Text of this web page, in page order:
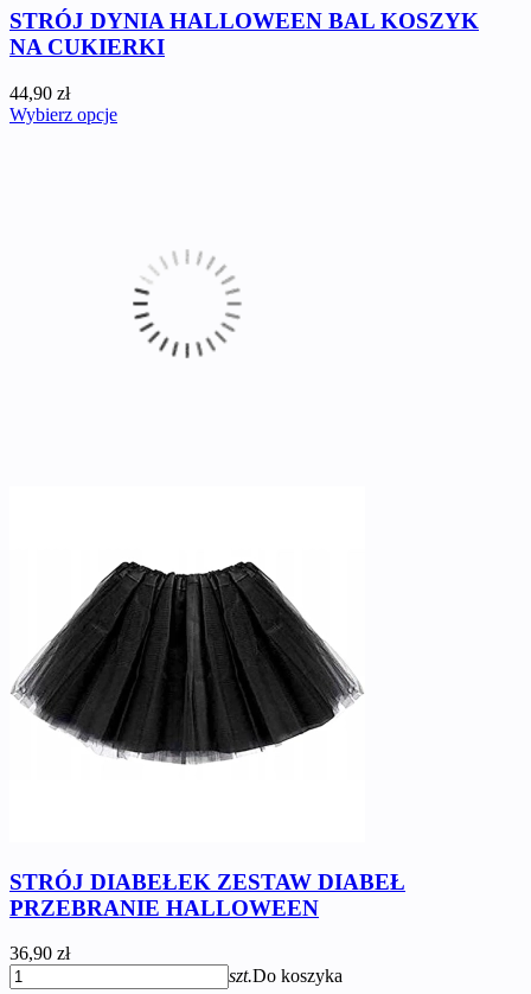
STRÓJ DYNIA HALLOWEEN BAL KOSZYK
NA CUKIERKI
44,90 zł
Wybierz opcje
STRÓJ DIABEŁEK ZESTAW DIABEŁ
PRZEBRANIE HALLOWEEN
36,90 zł
szt.Do koszyka